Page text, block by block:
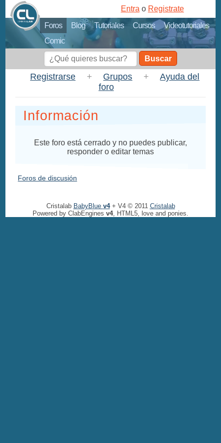
Foros Blog Tutoriales Cursos
Videotutoriales
Comic
Entra o Registrate
Buscar
Registrarse + Grupos +
Ayuda del
foro
Información
Este foro está cerrado y no puedes publicar,
responder o editar temas
Foros de discusión
Cristalab BabyBlue v4+ V4 © 2011 Cristalab
Powered by ClabEngines v4, HTML5, love and ponies.